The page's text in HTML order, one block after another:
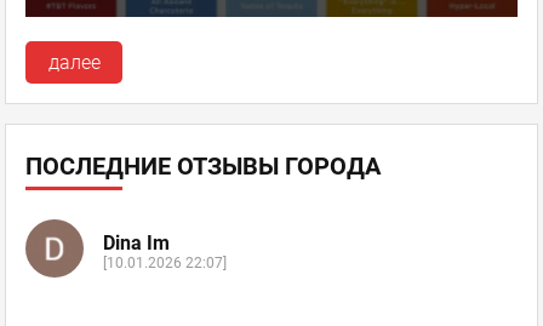
далее
ПОСЛЕДНИЕ ОТЗЫВЫ ГОРОДА
Dina Im
[10.01.2026 22:07]